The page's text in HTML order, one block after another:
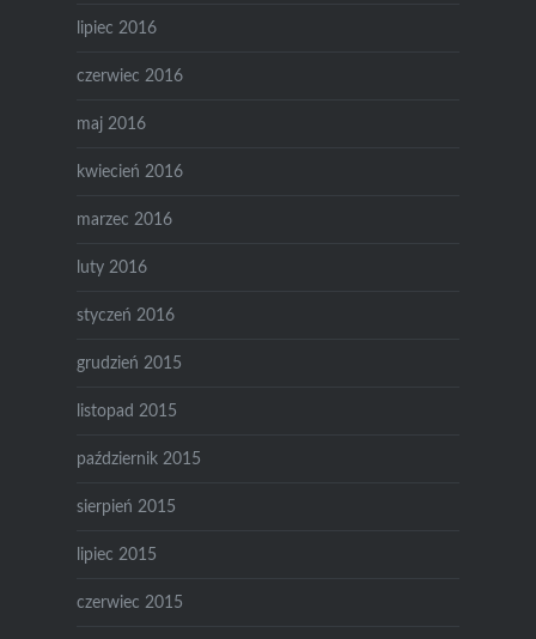
lipiec 2016
czerwiec 2016
maj 2016
kwiecień 2016
marzec 2016
luty 2016
styczeń 2016
grudzień 2015
listopad 2015
październik 2015
sierpień 2015
lipiec 2015
czerwiec 2015